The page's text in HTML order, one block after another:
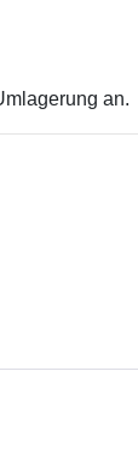
an.